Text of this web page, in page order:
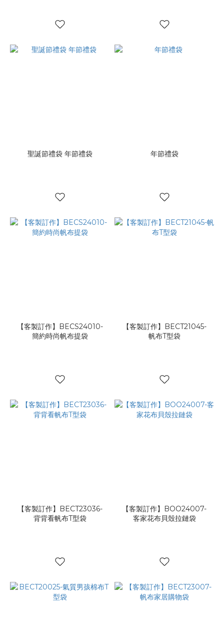
聖誕節禮袋 年節禮袋 年節禮袋
【客製訂作】BECS24010-
簡約時尚帆布提袋
【客製訂作】BECT21045-
帆布T型袋
【客製訂作】BECT23036-
背背看帆布T型袋
【客製訂作】BOO24007-
客家花布貝殼拉鏈袋